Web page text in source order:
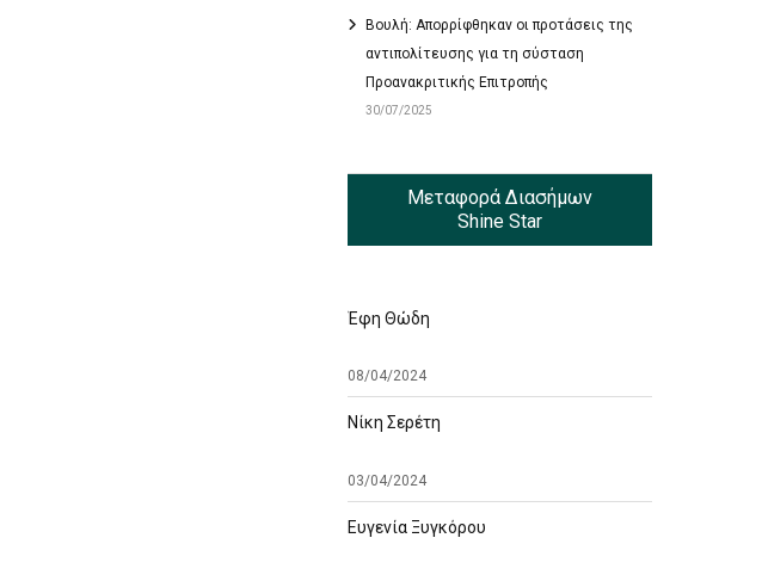
Βουλή: Απορρίφθηκαν οι προτάσεις της
αντιπολίτευσης για τη σύσταση
Προανακριτικής Επιτροπής
30/07/2025
Μεταφορά Διασήμων
Shine Star
Έφη Θώδη
08/04/2024
Νίκη Σερέτη
03/04/2024
Ευγενία Ξυγκόρου